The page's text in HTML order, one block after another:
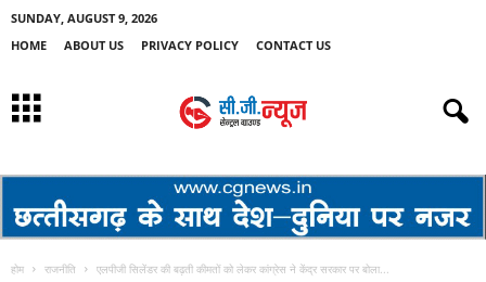
SUNDAY, AUGUST 9, 2026
HOME
ABOUT US PRIVACY POLICY CONTACT US
होम राजनीति एलपीजी सिलेंडर की बढ़ती कीमतों को लेकर कांग्रेस ने केंद्र सरकार पर बोला...